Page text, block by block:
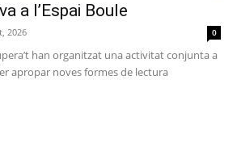
a l’Espai Boule
2026 0
han organitzat una activitat conjunta a
apropar noves formes de lectura